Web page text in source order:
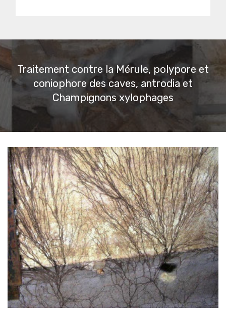
Traitement contre la Mérule, polypore et
coniophore des caves, antrodia et
Champignons xylophages